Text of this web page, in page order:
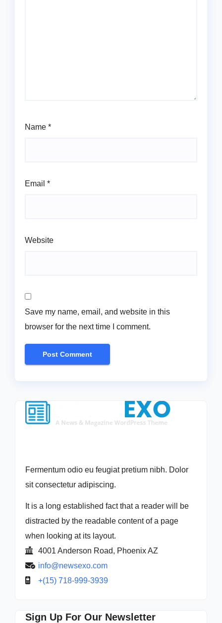
Name *
Email *
Website
Save my name, email, and website in this
browser for the next time I comment.
Fermentum odio eu feugiat pretium nibh. Dolor
sit consectetur adipiscing.
It is a long established fact that a reader will be
distracted by the readable content of a page
when looking at its layout.
4001 Anderson Road, Phoenix AZ
info@newsexo.com
+(15) 718-999-3939
Sign Up For Our Newsletter